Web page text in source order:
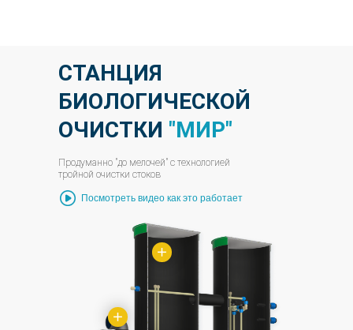
СТАНЦИЯ
БИОЛОГИЧЕСКОЙ
ОЧИСТКИ "МИР"
Продуманно "до мелочей" с технологией
тройной очистки стоков
Посмотреть видео как это работает